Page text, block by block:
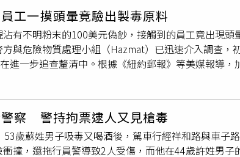
第11條之1規定，無正當理由施用或持有第三級毒品
；如持有純質淨重達5公克以上，則涉及刑事責任。
自身健康與安全。
工一摸頭暈竟驗出製毒原料
有不明粉末的100美元偽鈔，接觸到的員工竟出現頭
與危險物質處理小組（Hazmat）已迅速介入調查，
進一步追查釐清中。根據《紐約郵報》等美媒報導，
Hill Parkway）上的艾伯森超市（Albertsons）
。但2名員工在將偽鈔交
立即趕抵並封鎖現場，儘管救護人員現場評估員工生
步檢查，才確定無大礙。爾灣警方發言人阿札孔（
鹼雖在加州屬於合法的興奮劑，常用於醫療用途，
能對人體產生危害。隨後，衛生部門對該超市進行
察 警持拘票逮人又見槍毒
歲蘇姓男子吸毒又喝酒後，駕車行經祥和路與車子
撞，還拖行員警導致2人受傷，而他在44歲許姓男子